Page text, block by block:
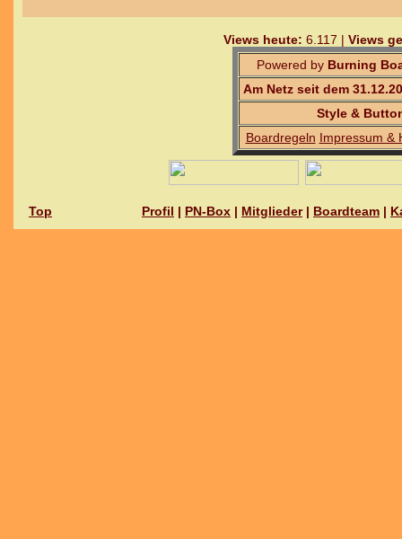
Views heute: 6.117 | Views
Powered by Burning
Am Netz seit dem
Style &
Boardregeln Impressum &
Top Profil | PN-Box | Mitglieder| Boardteam |